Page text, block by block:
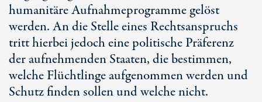
humanitäre Aufnahmeprogramme gelöst
werden. An die Stelle eines Rechtsanspruchs
tritt hierbei jedoch eine politische Präferenz
der aufnehmenden Staaten, die bestimmen,
welche Flüchtlinge aufgenommen werden und
Schutz finden sollen und welche nicht.